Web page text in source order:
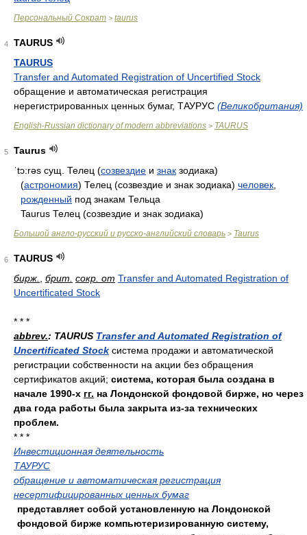
Персональный Сократ > taurus
4
TAURUS
TAURUS
Transfer and Automated Registration of Uncertified Stock
обращение и автоматическая регистрация
нерегистрированных ценных бумаг, ТАУРУС (Великобритания)
English-Russian dictionary of modern abbreviations > TAURUS
5
Taurus
ˈtɔ:rəs сущ. Телец (созвездие и знак зодиака)
(астрономия) Телец (созвездие и знак зодиака) человек
рожденный под знакам Тельца
Taurus Телец (созвездие и знак зодиака)
Большой англо-русский и русско-английский словарь > Taurus
6
TAURUS
бирж.
брит. сокр. от Transfer and Automated Registration of
Uncertificated Stock
* * *
abbrev.: TAURUS Transfer and Automated Registration of
Uncertificated Stock система продажи и автоматической
регистрации собственности на акции без обращения
сертификатов акций; система, которая была создана в
начале 1990-х гг. на Лондонской фондовой бирже, но через
два года работы была закрыта из-за технических
проблем.
* * *
Инвестиционная деятельность
ТАУРУС
обращение и автоматическая регистрация
несертифицированных ценных бумаг
представляет собой установленную на Лондонской
фондовой бирже компьютеризированную систему,